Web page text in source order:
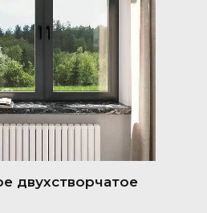
двухстворчатое